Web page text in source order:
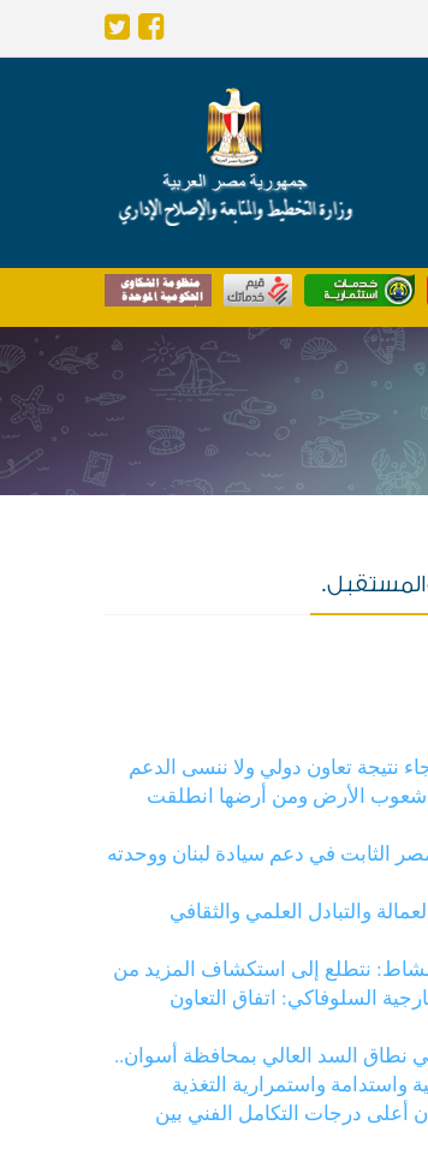
نتيجة تعاون دولي ولا ننسى الدعم
شعوب الأرض ومن أرضها انطلقت
الثابت في دعم سيادة لبنان ووحدته
والتبادل العلمي والثقافي
نتطلع إلى استكشاف المزيد من
السلوفاكي: اتفاق التعاون
في نطاق السد العالي بمحافظة أسوان..
واستدامة واستمرارية التغذية
أعلى درجات التكامل الفني بين